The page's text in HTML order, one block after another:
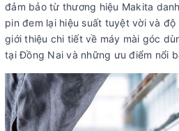
đảm bảo từ thương hiệu Makita
pin đem lại hiệu suất tuyệt vời và
giới thiệu chi tiết về máy mài góc
tại Đồng Nai và những ưu điểm nổi